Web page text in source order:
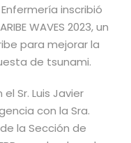
inscribió
WAVES 2023, un
para mejorar la
de tsunami.
Sr. Luis Javier
con la Sra.
la Sección de